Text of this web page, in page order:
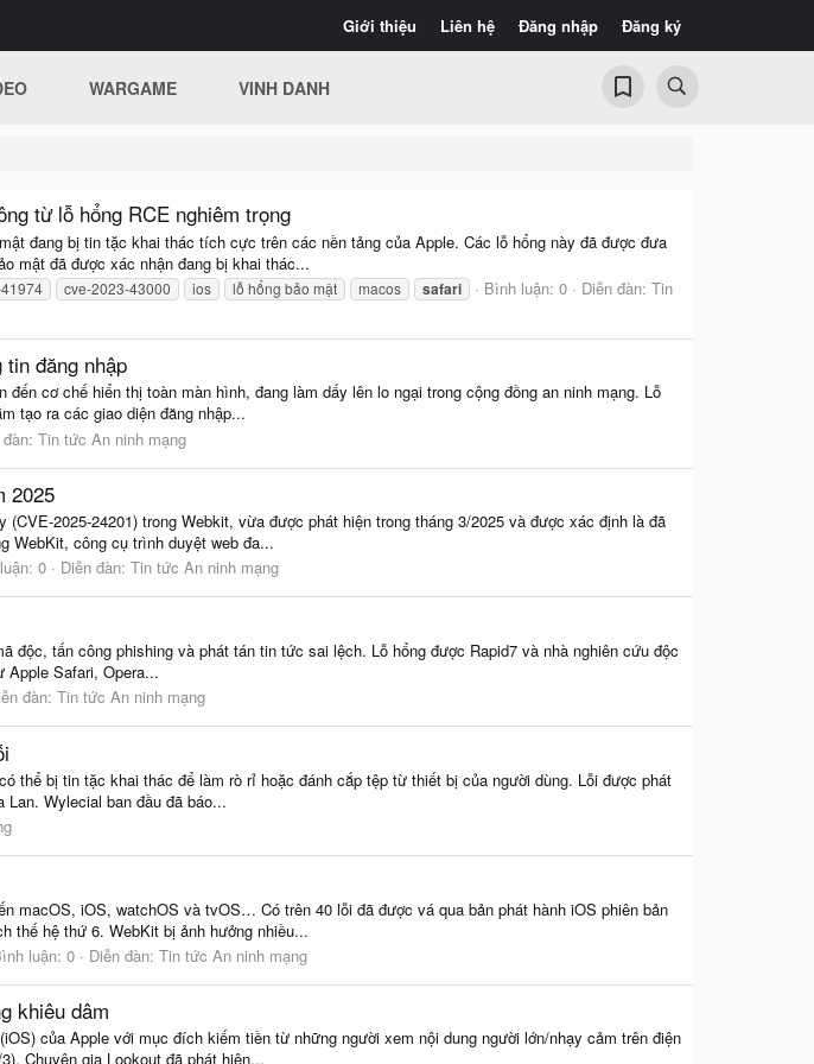
Giới thiệu Liên hệ Đăng nhập Đăng ký
WARGAME VINH DANH
từ lỗ hổng RCE nghiêm trọng
đang bị tin tặc khai thác tích cực trên các nền tảng của Apple. Các lỗ hổng này đã được đưa
mật đã được xác nhận đang bị khai thác...
cve-2023-43000 ios lỗ hổng bảo mật macos safari Bình luận: 0 Diễn đàn: Tin
đăng nhập
cơ chế hiển thị toàn màn hình, đang làm dấy lên lo ngại trong cộng đồng an ninh mạng. Lỗ
tạo ra các giao diện đăng nhập...
Tin tức An ninh mạng
2025
2025-24201) trong Webkit, vừa được phát hiện trong tháng 3/2025 và được xác định là đã
WebKit, công cụ trình duyệt web đa...
0 Diễn đàn: Tin tức An ninh mạng
độc, tấn công phishing và phát tán tin tức sai lệch. Lỗ hổng được Rapid7 và nhà nghiên cứu độc
Apple Safari, Opera...
đàn: Tin tức An ninh mạng
thể bị tin tặc khai thác để làm rò rỉ hoặc đánh cắp tệp từ thiết bị của người dùng. Lỗi được phát
Wylecial ban đầu đã báo...
macOS, iOS, watchOS và tvOS… Có trên 40 lỗi đã được vá qua bản phát hành iOS phiên bản
thế hệ thứ 6. WebKit bị ảnh hưởng nhiều...
luận: 0 Diễn đàn: Tin tức An ninh mạng
khiêu dâm
của Apple với mục đích kiếm tiền từ những người xem nội dung người lớn/nhạy cảm trên điện
Chuyên gia Lookout đã phát hiện...